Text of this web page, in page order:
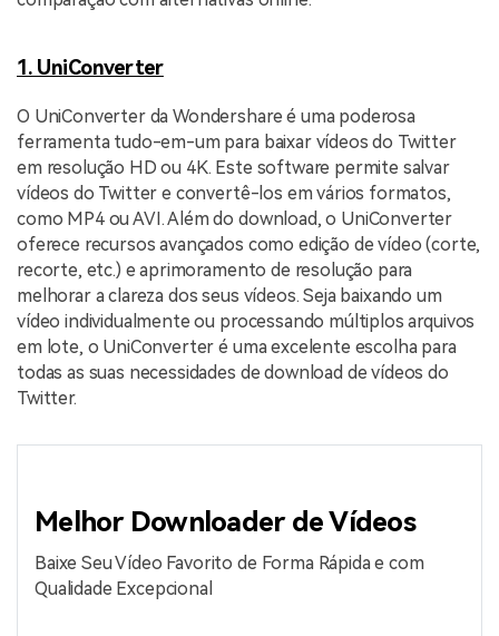
1. UniConverter
O UniConverter da Wondershare é uma poderosa
ferramenta tudo-em-um para baixar vídeos do Twitter
em resolução HD ou 4K. Este software permite salvar
vídeos do Twitter e convertê-los em vários formatos,
como MP4 ou AVI. Além do download, o UniConverter
oferece recursos avançados como edição de vídeo (corte,
recorte, etc.) e aprimoramento de resolução para
melhorar a clareza dos seus vídeos. Seja baixando um
vídeo individualmente ou processando múltiplos arquivos
em lote, o UniConverter é uma excelente escolha para
todas as suas necessidades de download de vídeos do
Twitter.
Melhor Downloader de Vídeos
Baixe Seu Vídeo Favorito de Forma Rápida e com
Qualidade Excepcional